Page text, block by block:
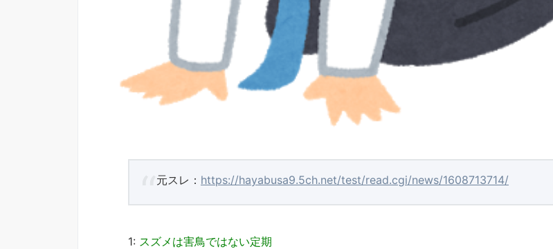
元スレ： https://hayabusa9.5ch.net/test/read.cgi/news/1608713714/
1: スズメは害鳥ではない定期